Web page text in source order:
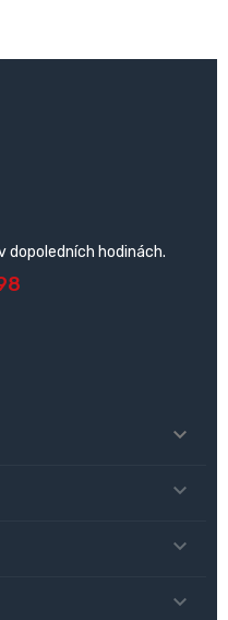
dopoledních hodinách.



